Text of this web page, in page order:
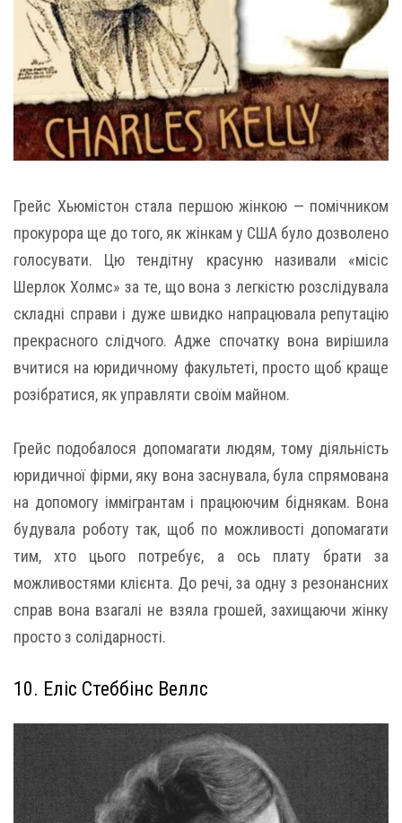
Грейс Хьюмістон стала першою жінкою — помічником
прокурора ще до того, як жінкам у США було дозволено
голосувати. Цю тендітну красуню називали «місіс
Шерлок Холмс» за те, що вона з легкістю розслідувала
складні справи і дуже швидко напрацювала репутацію
прекрасного слідчого. Адже спочатку вона вирішила
вчитися на юридичному факультеті, просто щоб краще
розібратися, як управляти своїм майном.
Грейс подобалося допомагати людям, тому діяльність
юридичної фірми, яку вона заснувала, була спрямована
на допомогу іммігрантам і працюючим біднякам. Вона
будувала роботу так, щоб по можливості допомагати
тим, хто цього потребує, а ось плату брати за
можливостями клієнта. До речі, за одну з резонансних
справ вона взагалі не взяла грошей, захищаючи жінку
просто з солідарності.
10. Еліс Стеббінс Веллс